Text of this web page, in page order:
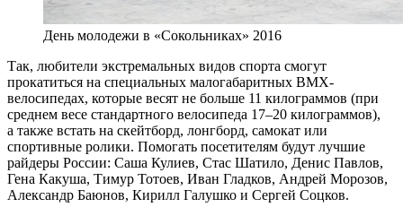
День молодежи в «Сокольниках» 2016
Так, любители экстремальных видов спорта смогут
прокатиться на специальных малогабаритных BMX-
велосипедах, которые весят не больше 11 килограммов (при
среднем весе стандартного велосипеда 17–20 килограммов),
а также встать на скейтборд, лонгборд, самокат или
спортивные ролики. Помогать посетителям будут лучшие
райдеры России: Саша Кулиев, Стас Шатило, Денис Павлов,
Гена Какуша, Тимур Тотоев, Иван Гладков, Андрей Морозов,
Александр Баюнов, Кирилл Галушко и Сергей Соцков.